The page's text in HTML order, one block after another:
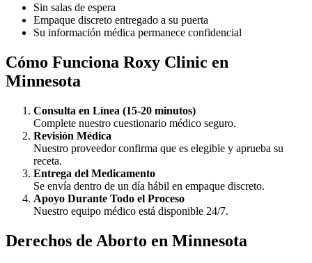
Sin salas de espera
Empaque discreto entregado a su puerta
Su información médica permanece confidencial
Cómo Funciona Roxy Clinic en
Minnesota
Consulta en Línea (15-20 minutos)
Complete nuestro cuestionario médico seguro.
Revisión Médica
Nuestro proveedor confirma que es elegible y aprueba su
receta.
Entrega del Medicamento
Se envía dentro de un día hábil en empaque discreto.
Apoyo Durante Todo el Proceso
Nuestro equipo médico está disponible 24/7.
Derechos de Aborto en Minnesota